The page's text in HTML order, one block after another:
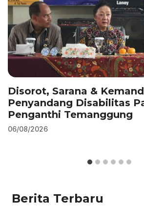
Disorot, Sarana &
Penyandang Disabilitas
Penganthi Temanggung
06/08/2026
Berita Terbaru